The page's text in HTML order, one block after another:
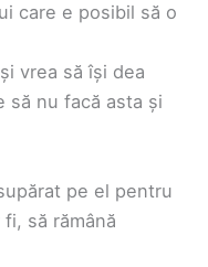
care e posibil să o
vrea să își dea
să nu facă asta și
pe el pentru
să rămână